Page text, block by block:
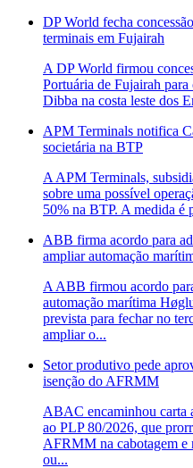
DP World fecha
terminais em Fujairah
A DP World firmou
Portuária de Fujairah
Dibba na costa leste dos
APM Terminals notifica
societária na BTP
A APM Terminals,
sobre uma possível
50% na BTP. A medida é
ABB firma acordo para
ampliar automação
A ABB firmou acordo
automação marítima
prevista para fechar no
ampliar o...
Setor produtivo pede
isenção do AFRMM
ABAC encaminhou carta
ao PLP 80/2026, que
AFRMM na cabotagem e
ou...